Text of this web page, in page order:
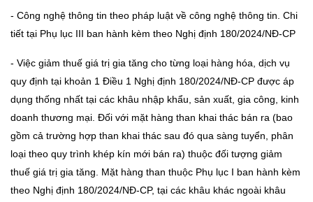
- Công nghệ thông tin theo pháp luật về công nghệ thông tin. Chi
tiết tại Phụ lục III ban hành kèm theo Nghị định 180/2024/NĐ-CP
- Việc giảm thuế giá trị gia tăng cho từng loại hàng hóa, dịch vụ
quy định tại khoản 1 Điều 1 Nghị định 180/2024/NĐ-CP được áp
dụng thống nhất tại các khâu nhập khẩu, sản xuất, gia công, kinh
doanh thương mại. Đối với mặt hàng than khai thác bán ra (bao
gồm cả trường hợp than khai thác sau đó qua sàng tuyển, phân
loại theo quy trình khép kín mới bán ra) thuộc đối tượng giảm
thuế giá trị gia tăng. Mặt hàng than thuộc Phụ lục I ban hành kèm
theo Nghị định 180/2024/NĐ-CP, tại các khâu khác ngoài khâu